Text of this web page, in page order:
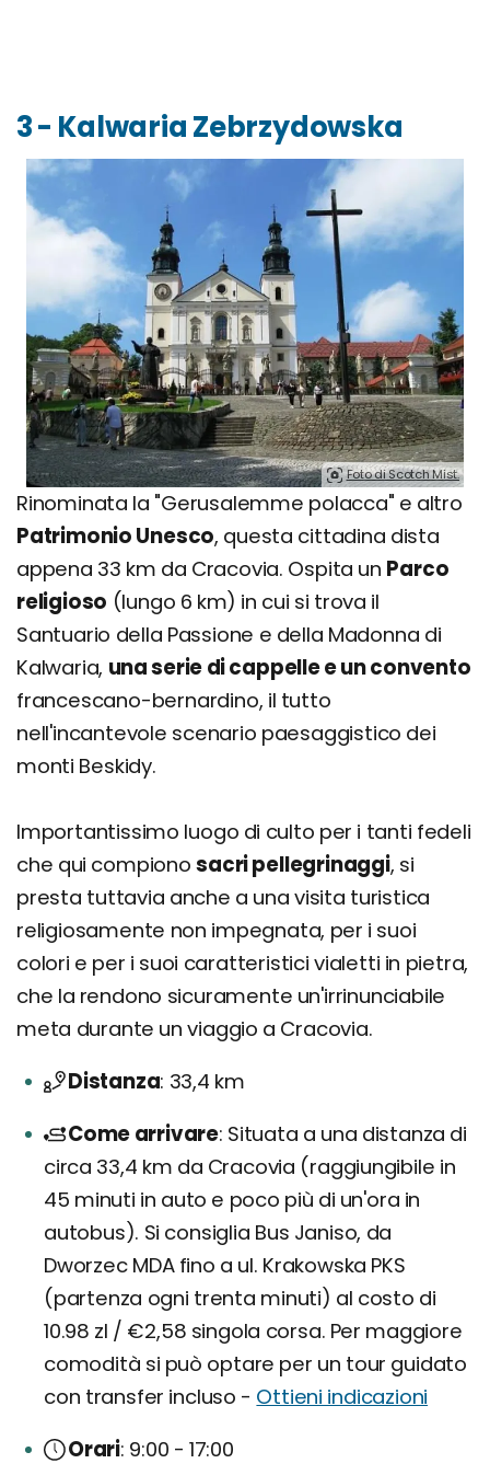
3 - Kalwaria Zebrzydowska
Foto di Scotch Mist.
Rinominata la "Gerusalemme polacca" e altro
Patrimonio Unesco, questa cittadina dista
appena 33 km da Cracovia. Ospita un Parco
religioso (lungo 6 km) in cui si trova il
Santuario della Passione e della Madonna di
Kalwaria, una serie di cappelle e un convento
francescano-bernardino, il tutto
nell'incantevole scenario paesaggistico dei
monti Beskidy.
Importantissimo luogo di culto per i tanti fedeli
che qui compionosacri pellegrinaggi, si
presta tuttavia anche a una visita turistica
religiosamente non impegnata, per i suoi
colori e per i suoi caratteristici vialetti in pietra,
che la rendono sicuramente un'irrinunciabile
meta durante un viaggio a Cracovia.
Distanza 33,4 km
Come arrivare Situata a una distanza di
circa 33,4 km da Cracovia (raggiungibile in
45 minuti in auto e poco più di un'ora in
autobus). Si consiglia Bus Janiso, da
Dworzec MDA fino a ul. Krakowska PKS
(partenza ogni trenta minuti) al costo di
10.98 zl / €2,58 singola corsa. Per maggiore
comodità si può optare per un tour guidato
con transfer incluso - Ottieni indicazioni
Orari 9:00 - 17:00